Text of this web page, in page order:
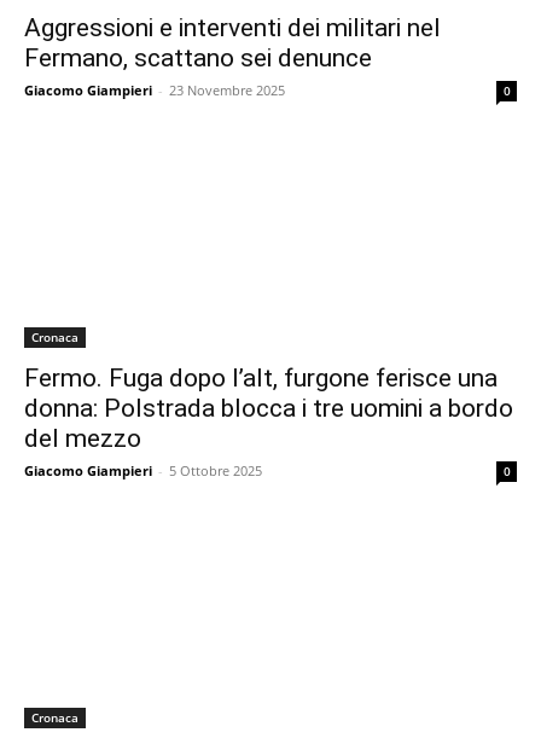
Aggressioni e interventi dei militari nel
Fermano, scattano sei denunce
Giacomo Giampieri - 23 Novembre 2025 0
Cronaca
Fermo. Fuga dopo l’alt, furgone ferisce una
donna: Polstrada blocca i tre uomini a bordo
del mezzo
Giacomo Giampieri - 5 Ottobre 2025 0
Cronaca